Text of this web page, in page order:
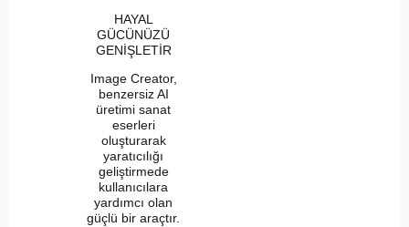
HAYAL
GÜCÜNÜZÜ
GENİŞLETİR
Image Creator,
benzersiz AI
üretimi sanat
eserleri
oluşturarak
yaratıcılığı
geliştirmede
kullanıcılara
yardımcı olan
güçlü bir araçtır.